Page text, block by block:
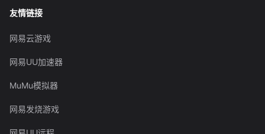
友情链接
网易云游戏
网易UU加速器
MuMu模拟器
网易发烧游戏